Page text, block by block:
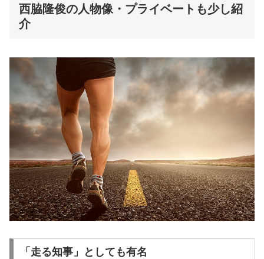
西脇隆俊の人物像・プライベートも少し紹
介
「走る知事」としても有名